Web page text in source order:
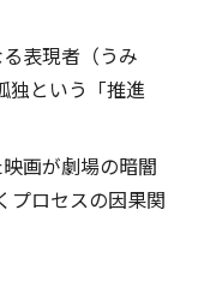
表現者（うみ
独という「推進
画が劇場の暗闇
プロセスの因果関